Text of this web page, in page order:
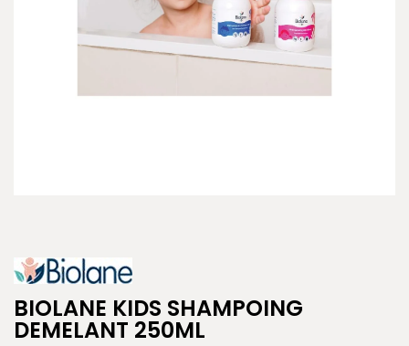
BIOLANE KIDS SHAMPOING
DEMELANT 250ML